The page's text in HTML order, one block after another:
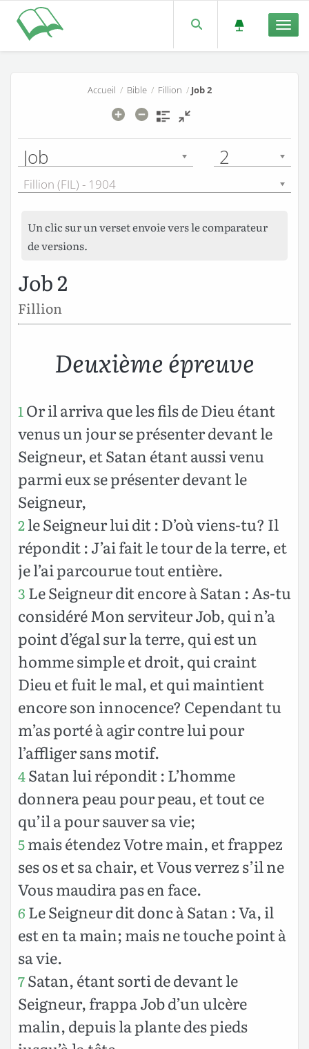
Accueil / Bible / Fillion / Job 2
Job 2
Fillion (FIL) - 1904
Un clic sur un verset envoie vers le comparateur
de versions.
Job 2
Fillion
Deuxième épreuve
1 Or il arriva que les fils de Dieu étant
venus un jour se présenter devant le
Seigneur, et Satan étant aussi venu
parmi eux se présenter devant le
Seigneur,
2le Seigneur lui dit : D’où viens-tu? Il
répondit : J’ai fait le tour de la terre, et
je l’ai parcourue tout entière.
3 Le Seigneur dit encore à Satan : As-tu
considéré Mon serviteur Job, qui n’a
point d’égal sur la terre, qui est un
homme simple et droit, qui craint
Dieu et fuit le mal, et qui maintient
encore son innocence? Cependant tu
m’as porté à agir contre lui pour
l’affliger sans motif.
4Satan lui répondit : L’homme
donnera peau pour peau, et tout ce
qu’il a pour sauver sa vie;
5mais étendez Votre main, et frappez
ses os et sa chair, et Vous verrez s’il ne
Vous maudira pas en face.
6 Le Seigneur dit donc à Satan : Va, il
est en ta main; mais ne touche point à
sa vie.
7Satan, étant sorti de devant le
Seigneur, frappa Job d’un ulcère
malin, depuis la plante des pieds